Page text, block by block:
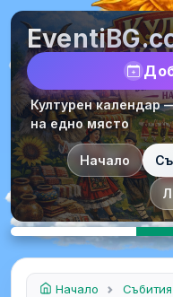
Културен календар
на едно място
Начало
Начало